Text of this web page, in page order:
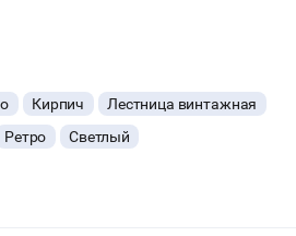
Кирпич
Лестница винтажная
Ретро Светлый